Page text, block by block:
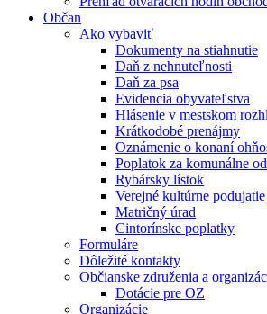
Občan
Ako vybaviť
Dokumenty na stiahnutie
Daň z nehnuteľnosti
Daň za psa
Evidencia obyvateľstva
Hlásenie v mestskom
Krátkodobé prenájmy
Oznámenie o konaní
Poplatok za komunálne
Rybársky lístok
Verejné kultúrne podujatie
Matričný úrad
Cintorínske poplatky
Formuláre
Dôležité kontakty
Občianske združenia a
Dotácie pre OZ
Organizácie